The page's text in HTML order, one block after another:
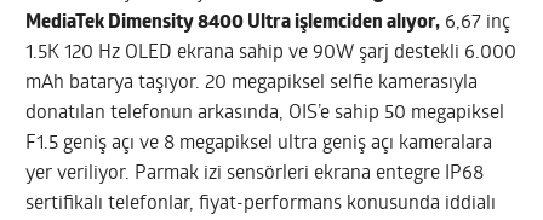
MediaTek Dimensity 8400 Ultra işlemciden alıyor, 6,67 inç
1.5K 120 Hz OLED ekrana sahip ve 90W şarj destekli 6.000
mAh batarya taşıyor. 20 megapiksel selfie kamerasıyla
donatılan telefonun arkasında, OIS’e sahip 50 megapiksel
F1.5 geniş açı ve 8 megapiksel ultra geniş açı kameralara
yer veriliyor. Parmak izi sensörleri ekrana entegre IP68
sertifikalı telefonlar, fiyat-performans konusunda iddialı